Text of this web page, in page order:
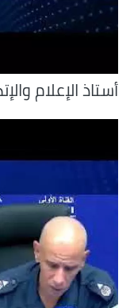
أستاذ الإعلام